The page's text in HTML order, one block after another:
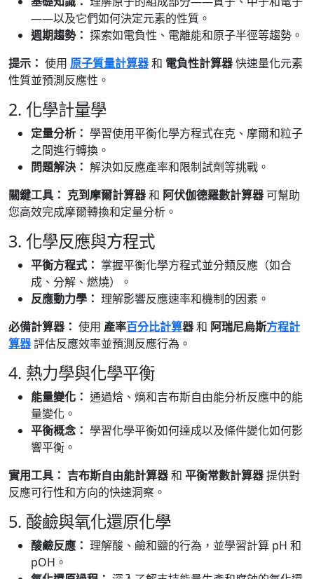
——以及它們如何決定元素的性質。
週期趨勢： 探索如電負性、電離能和原子半徑等趨勢。
提示： 使用 原子質量計算器和 電負性計算器快速量化元素
性質並預測反應性。
2. 化學計量學
定量分析： 學習使用平衡化學方程式在克、摩爾和粒子
之間進行轉換。
問題解決： 解決如反應產率和限制試劑等挑戰。
關鍵工具： 克到摩爾計算器和 阿伏伽德羅數計算器可幫助
您高效完成摩爾轉換和定量分析。
3. 化學反應與方程式
平衡方程式： 掌握平衡化學方程式並分類反應（如合
成、分解、燃燒）。
反應動力學： 理解影響反應速率和機制的因素。
必備計算器： 使用 產率百分比計算器和 阿瑞尼烏斯方程計
算器評估反應效率並預測反應行為。
4. 熱力學與化學平衡
能量變化： 通過焓、熵和吉布斯自由能分析反應中的能
量變化。
平衡概念： 學習化學平衡如何達成以及條件變化如何影
響平衡。
實用工具： 吉布斯自由能計算器和 平衡常數計算器提供對
反應可行性和方向的快速洞察。
5. 酸鹼與氧化還原化學
酸鹼反應： 理解酸、鹼和鹽的行為，並學習計算 pH 和
pOH。